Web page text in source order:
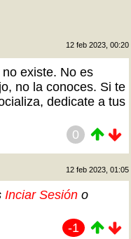
12 feb 2023, 00:20
existe. No es
no la conoces. Si te
dedicate a tus
0
12 feb 2023, 01:05
Inciar Sesión o
-1